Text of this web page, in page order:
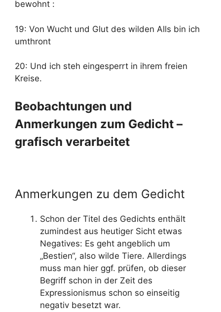
bewohnt :
19: Von Wucht und Glut des wilden Alls bin ich
umthront
20: Und ich steh eingesperrt in ihrem freien
Kreise.
Beobachtungen und
Anmerkungen zum Gedicht –
grafisch verarbeitet
Anmerkungen zu dem Gedicht
Schon der Titel des Gedichts enthält
zumindest aus heutiger Sicht etwas
Negatives: Es geht angeblich um
„Bestien“, also wilde Tiere. Allerdings
muss man hier ggf. prüfen, ob dieser
Begriff schon in der Zeit des
Expressionismus schon so einseitig
negativ besetzt war.